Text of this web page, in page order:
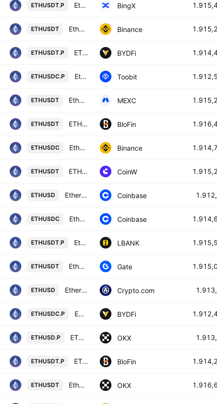
ETHUSDT.P Ethereum/USD Tether Perpetual Contract BingX
ETHUSDT Ethereum / TetherUS Binance
ETHUSDT.P ETHEREUM / USD TETHER PERPETUAL SWAP CONTRACT BYDFi
ETHUSDC.P Ethereum/USD coin Toobit
ETHUSDT Ethereum / USDT MEXC
ETHUSDT ETHEREUM/USD TETHER BloFin
ETHUSDC Ethereum / USD Coin Binance
ETHUSDT ETH/USDT TETHER CoinW
ETHUSD Ethereum / US Dollar Coinbase
ETHUSDC Ethereum / USDC Coinbase
ETHUSDT.P Ethereum / Tether USD PERPETUAL CONTRACT LBANK
ETHUSDT Ethereum/Tether Gate
ETHUSD Ethereum / USD Crypto.com
ETHUSDC.P ETHEREUM / USDC PERPETUAL SWAP CONTRACT BYDFi
ETHUSD.P ETHUSD CM Perpetual Swap Contract OKX
ETHUSDT.P ETHEREUM/USD TETHER PERPETUAL SWAP CONTRACT BloFin
ETHUSDT Ethereum/USDT OKX